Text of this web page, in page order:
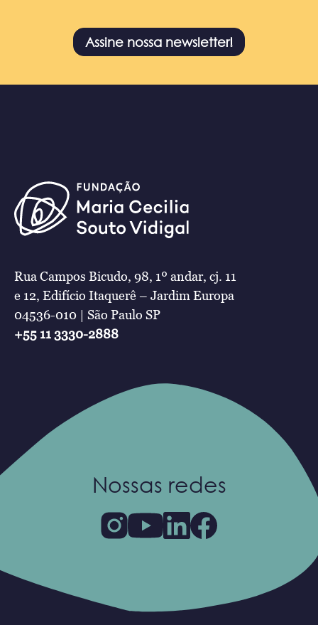
Assine nossa newsletter!
Rua Campos Bicudo, 98, 1º andar, cj. 11
e 12, Edifício Itaquerê – Jardim Europa
04536-010 | São Paulo SP
+55 11 3330-2888
Nossas redes